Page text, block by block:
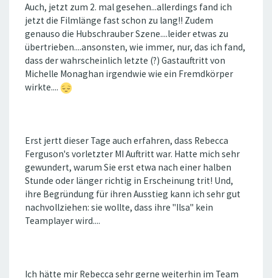
Auch, jetzt zum 2. mal gesehen...allerdings fand ich
jetzt die Filmlänge fast schon zu lang!! Zudem
genauso die Hubschrauber Szene....leider etwas zu
übertrieben....ansonsten, wie immer, nur, das ich fand,
dass der wahrscheinlich letzte (?) Gastauftritt von
Michelle Monaghan irgendwie wie ein Fremdkörper
wirkte....
Erst jertt dieser Tage auch erfahren, dass Rebecca
Ferguson's vorletzter MI Auftritt war. Hatte mich sehr
gewundert, warum Sie erst etwa nach einer halben
Stunde oder länger richtig in Erscheinung trit! Und,
ihre Begründung für ihren Ausstieg kann ich sehr gut
nachvollziehen: sie wollte, dass ihre "Ilsa" kein
Teamplayer wird....
Ich hätte mir Rebecca sehr gerne weiterhin im Team